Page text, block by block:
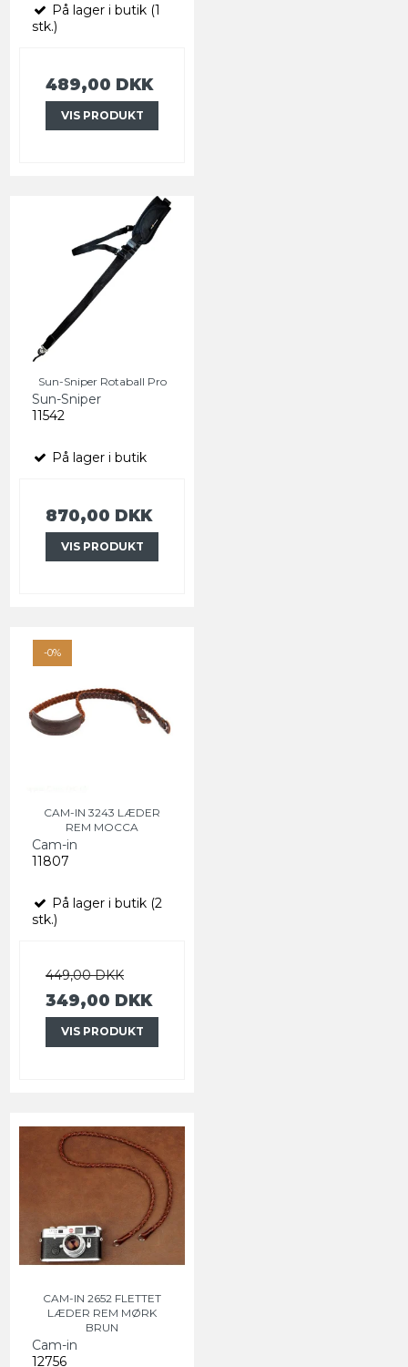
På lager i butik (1
stk.)
489,00 DKK
VIS PRODUKT
Sun-Sniper Rotaball Pro
Sun-Sniper
11542
På lager i butik
870,00 DKK
VIS PRODUKT
-0%
CAM-IN 3243 LÆDER
REM MOCCA
Cam-in
11807
På lager i butik (2
stk.)
449,00 DKK
349,00 DKK
VIS PRODUKT
CAM-IN 2652 FLETTET
LÆDER REM MØRK
BRUN
Cam-in
12756